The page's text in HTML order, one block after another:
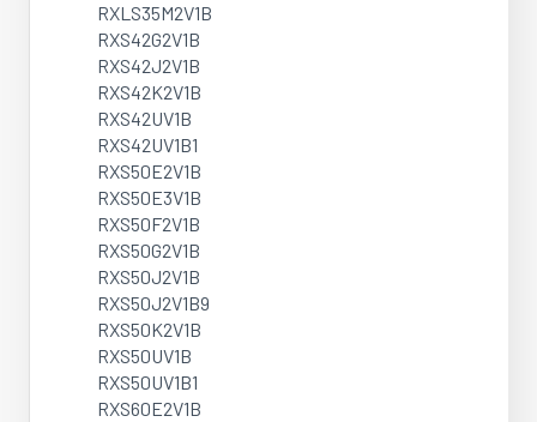
RXLS35M2V1B
RXS42G2V1B
RXS42J2V1B
RXS42K2V1B
RXS42UV1B
RXS42UV1B1
RXS50E2V1B
RXS50E3V1B
RXS50F2V1B
RXS50G2V1B
RXS50J2V1B
RXS50J2V1B9
RXS50K2V1B
RXS50UV1B
RXS50UV1B1
RXS60E2V1B